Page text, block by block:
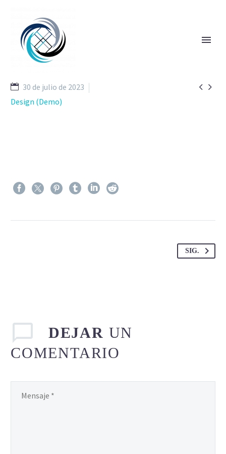
 
30 de julio de 2023
Design (Demo)
SIG.
DEJAR UN
COMENTARIO